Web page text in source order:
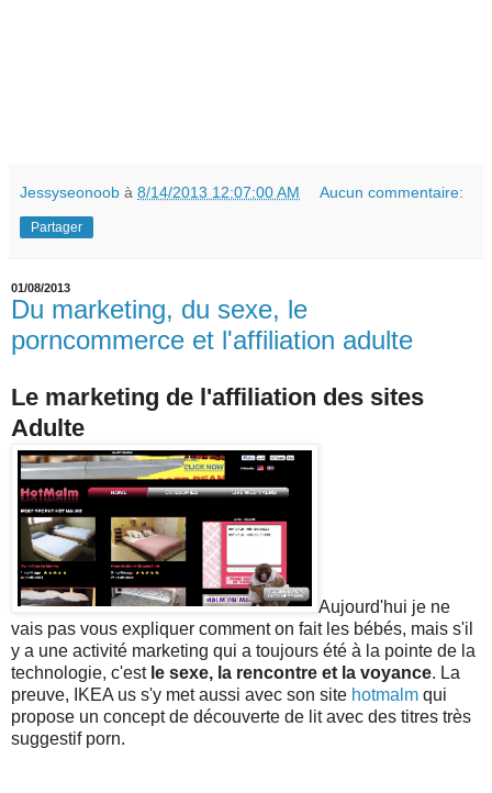
Jessyseonoob à 8/14/2013 12:07:00 AM Aucun commentaire:
Partager
01/08/2013
Du marketing, du sexe, le
porncommerce et l'affiliation adulte
Le marketing de l'affiliation des sites
Adulte
Aujourd'hui je ne
vais pas vous expliquer comment on fait les bébés, mais s'il
y a une activité marketing qui a toujours été à la pointe de la
technologie, c'est le sexe, la rencontre et la voyance. La
preuve, IKEA us s'y met aussi avec son site hotmalm qui
propose un concept de découverte de lit avec des titres très
suggestif porn.